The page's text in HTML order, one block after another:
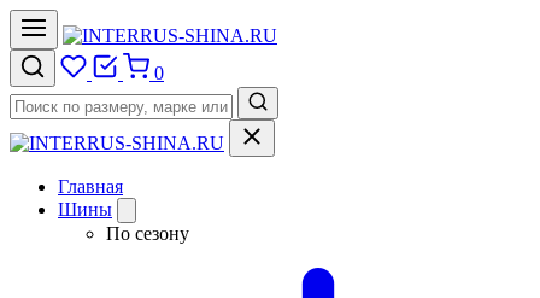
0
Главная
Шины
По сезону